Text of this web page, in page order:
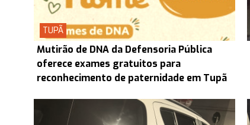
TUPÃ
Mutirão de DNA da Defensoria Pública
oferece exames gratuitos para
reconhecimento de paternidade em Tupã